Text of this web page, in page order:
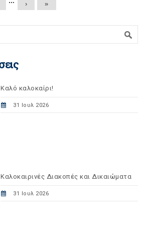
› »
Καλό καλοκαίρι!
31 Ιουλ 2026
Καλοκαιρινές Διακοπές και Δικαιώματα
31 Ιουλ 2026